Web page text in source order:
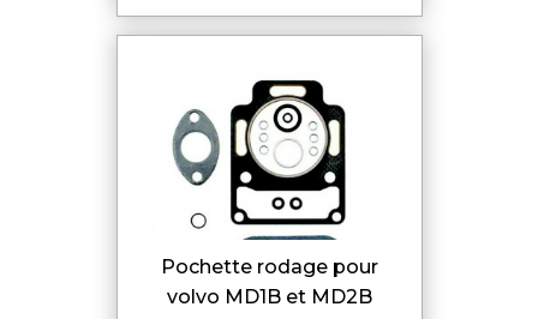
pochette rodage pour
volvo MD1B et MD2B